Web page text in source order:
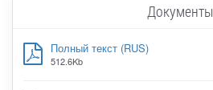
Документы
Полный текст (RUS)
512.6Kb